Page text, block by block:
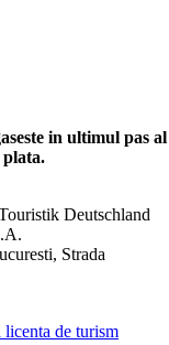
in ultimul pas al
Deutschland
Strada
licenta de turism